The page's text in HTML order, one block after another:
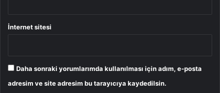
İnternet sitesi
Daha sonraki yorumlarımda kullanılması için adım, e-posta
adresim ve site adresim bu tarayıcıya kaydedilsin.